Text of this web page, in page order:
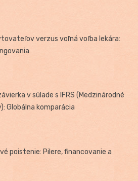
verzus voľná voľba lekára:
v súlade s IFRS (Medzinárodné
Globálna komparácia
poistenie: Pilere, financovanie a